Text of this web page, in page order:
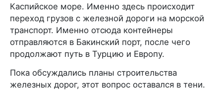
Каспийское море. Именно здесь происходит
переход грузов с железной дороги на морской
транспорт. Именно отсюда контейнеры
отправляются в Бакинский порт, после чего
продолжают путь в Турцию и Европу.
Пока обсуждались планы строительства
железных дорог, этот вопрос оставался в тени.